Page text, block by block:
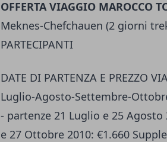
OFFERTA VIAGGIO MAROCCO
Meknes-Chefchauen (2 giorni
PARTECIPANTI
DATE DI PARTENZA E PREZZO
Luglio-Agosto-Settembre-
- partenze 21 Luglio e 25
e 27 Ottobre 2010: €1.660